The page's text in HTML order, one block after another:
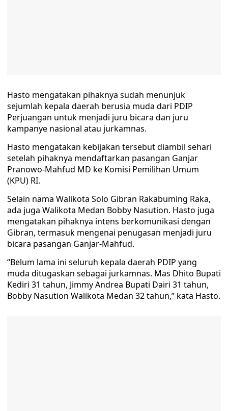
Hasto mengatakan pihaknya sudah menunjuk
sejumlah kepala daerah berusia muda dari PDIP
Perjuangan untuk menjadi juru bicara dan juru
kampanye nasional atau jurkamnas.
Hasto mengatakan kebijakan tersebut diambil sehari
setelah pihaknya mendaftarkan pasangan Ganjar
Pranowo-Mahfud MD ke Komisi Pemilihan Umum
(KPU) RI.
Selain nama Walikota Solo Gibran Rakabuming Raka,
ada juga Walikota Medan Bobby Nasution. Hasto juga
mengatakan pihaknya intens berkomunikasi dengan
Gibran, termasuk mengenai penugasan menjadi juru
bicara pasangan Ganjar-Mahfud.
“Belum lama ini seluruh kepala daerah PDIP yang
muda ditugaskan sebagai jurkamnas. Mas Dhito Bupati
Kediri 31 tahun, Jimmy Andrea Bupati Dairi 31 tahun,
Bobby Nasution Walikota Medan 32 tahun,” kata Hasto.